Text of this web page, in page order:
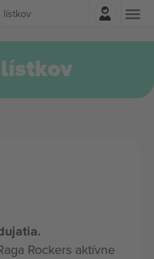
lístkov
Prihlásenie
lístkov
Rockers aktívne